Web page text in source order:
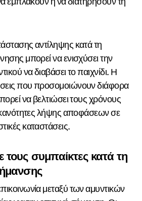
αντίληψης κατά τη
μπορεί να ενισχύσει την
να διαβάσει το παιχνίδι. Η
που προσομοιώνουν διάφορα
να βελτιώσει τους χρόνους
λήψης αποφάσεων σε
καταστάσεις.
τους συμπαίκτες κατά τη
μεταξύ των αμυντικών